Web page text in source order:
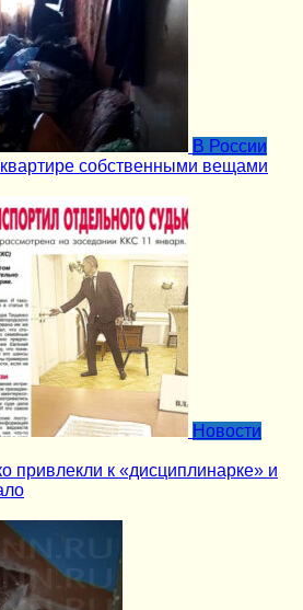
В России
собственными вещами
Новости
привлекли к «дисциплинарке» и